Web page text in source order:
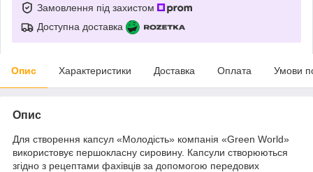
Замовлення під захистом
Доступна доставка
Опис Характеристики Доставка Оплата Умови
Опис
Для створення капсул «Молодість» компанія «Green World»
використовує першокласну сировину. Капсули створюються
згідно з рецептами фахівців за допомогою передових